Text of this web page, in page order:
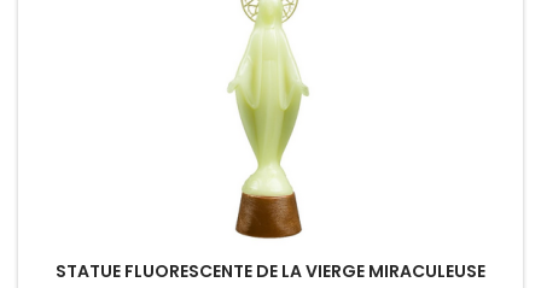
STATUE FLUORESCENTE DE LA VIERGE MIRACULEUSE